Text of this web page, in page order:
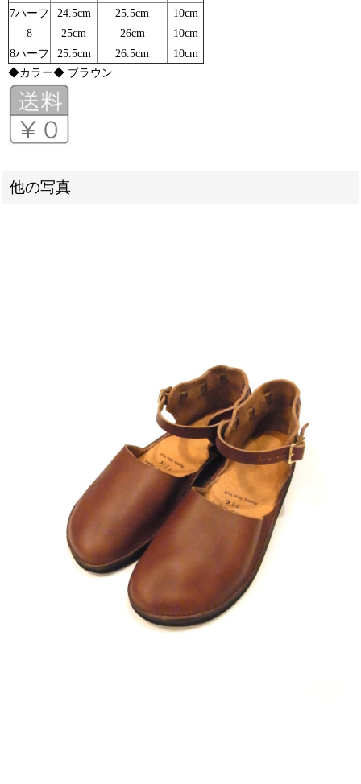
7ハーフ
24.5cm 25.5cm
10cm
8
25cm 26cm
10cm
8ハーフ
25.5cm 26.5cm
10cm
◆カラー◆ ブラウン
他の写真